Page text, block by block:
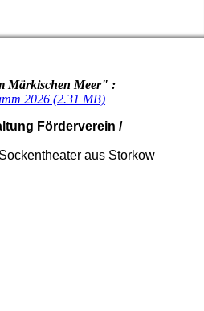
Märkischen Meer" :
2026 (2.31 MB)
Förderverein /
aus Storkow